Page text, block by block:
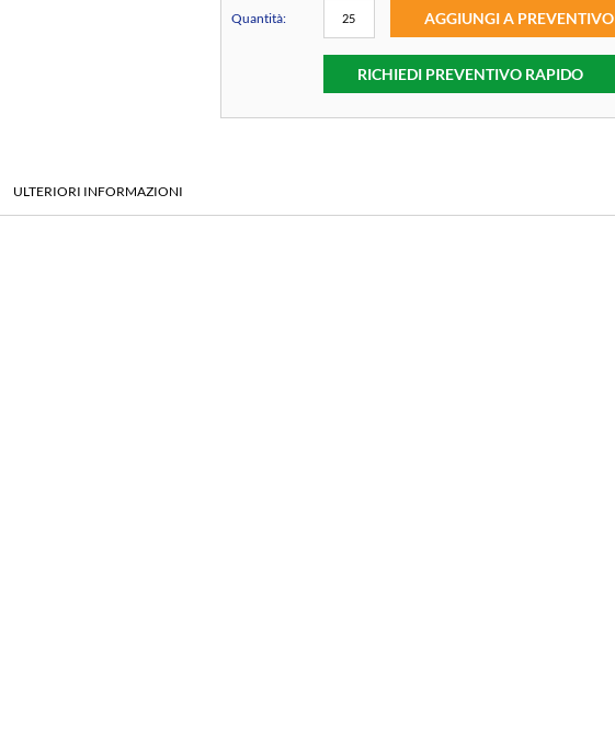
Quantità: AGGIUNGI A PREVENTIVO
RICHIEDI PREVENTIVO RAPIDO
ULTERIORI INFORMAZIONI